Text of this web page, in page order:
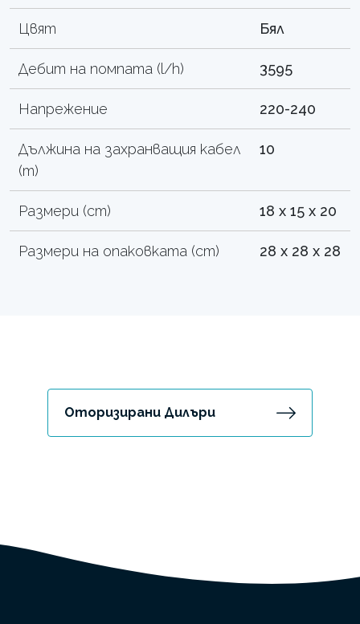
Цвят Бял
Дебит на помпата (l/h) 3595
Напрежение 220-240
Дължина на захранващия кабел
(m)
10
Размери (cm) 18 x 15 x 20
Размери на опаковката (cm) 28 x 28 x 28
Оторизирани Дилъри